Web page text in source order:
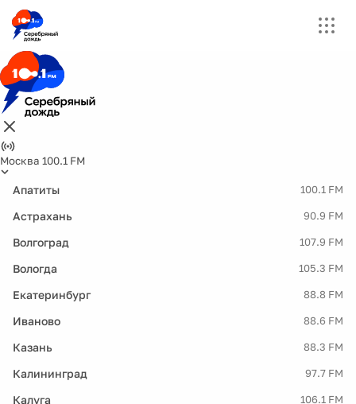
Москва 100.1 FM
Апатиты 100.1 FM
Астрахань 90.9 FM
Волгоград 107.9 FM
Вологда 105.3 FM
Екатеринбург 88.8 FM
Иваново 88.6 FM
Казань 88.3 FM
Калининград 97.7 FM
Калуга 106.1 FM